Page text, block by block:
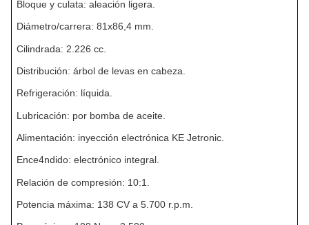
Bloque y culata: aleación ligera.
Diámetro/carrera: 81x86,4 mm.
Cilindrada: 2.226 cc.
Distribución: árbol de levas en cabeza.
Refrigeración: líquida.
Lubricación: por bomba de aceite.
Alimentación: inyección electrónica KE Jetronic.
Ence4ndido: electrónico integral.
Relación de compresión: 10:1.
Potencia máxima: 138 CV a 5.700 r.p.m.